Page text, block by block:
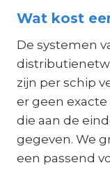
Wat kost
De systemen
zijn per schip
er geen exacte
die aan de
gegeven. We
een passend